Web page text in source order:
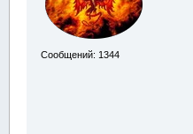
Сообщений: 1344